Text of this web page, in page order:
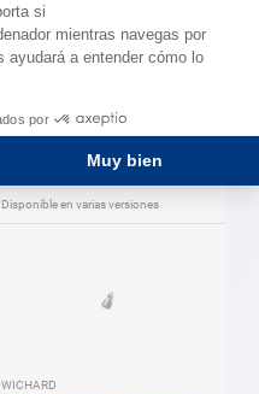
WICHARD
Disponible en varias versiones
WICHARD